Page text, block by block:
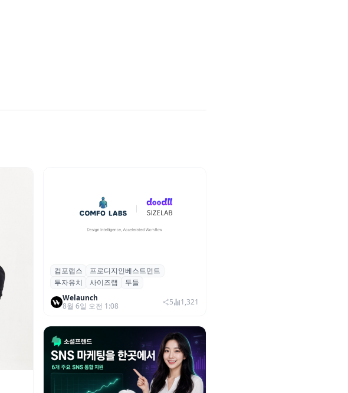
영
컴포랩스, 프로디지인베스트먼트로부터
시드 투자 유치
컴포랩스
프로디지인베스트먼트
투자유치
사이즈랩
두들
Welaunch
8월 6일 오전 1:08
5 1,321